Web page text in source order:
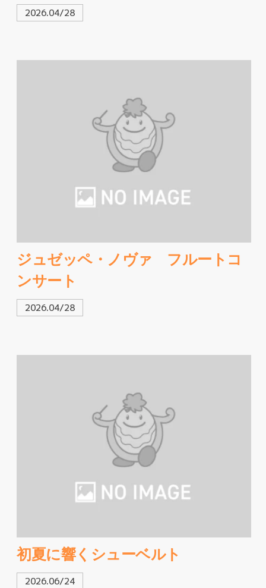
2026.04/28
ジュゼッペ・ノヴァ フルートコ
ンサート
2026.04/28
初夏に響くシューベルト
2026.06/24